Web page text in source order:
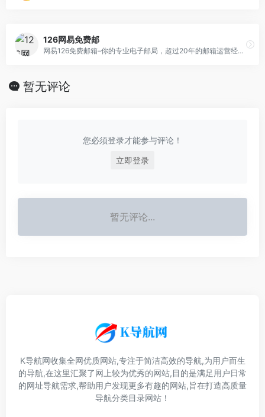
126网易免费邮
网易126免费邮箱–你的专业电子邮局，超过20年的邮箱运营经验，系统快速稳定安全，支持超大附件和网盘服务。
暂无评论
您必须登录才能参与评论！
立即登录
暂无评论...
K导航网收集全网优质网站,专注于简洁高效的导航,为用户而生
的导航,在这里汇聚了网上较为优秀的网站,目的是满足用户日常
的网址导航需求,帮助用户发现更多有趣的网站,旨在打造高质量
导航分类目录网站！